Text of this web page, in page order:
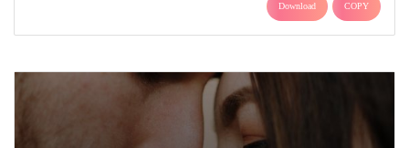
Download COPY